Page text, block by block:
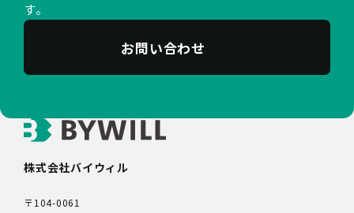
す。
お問い合わせ
株式会社バイウィル
〒104-0061